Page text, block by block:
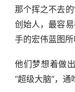
行
业
那个挥之不去
创始人，最容
手的宏伟蓝图所
他们梦想着做
“超级大脑”，通